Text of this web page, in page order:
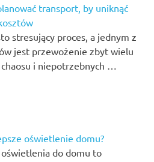
transport, by uniknąć
stresujący proces, a jednym z
jest przewożenie zbyt wielu
i niepotrzebnych …
oświetlenie domu?
do domu to